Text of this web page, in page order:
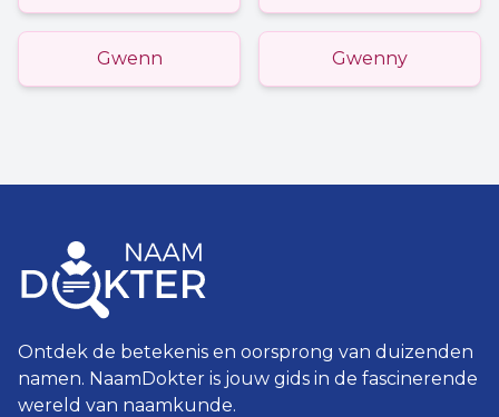
Gwenn Gwenny
Ontdek de betekenis en oorsprong van duizenden
namen. NaamDokter is jouw gids in de fascinerende
wereld van naamkunde.